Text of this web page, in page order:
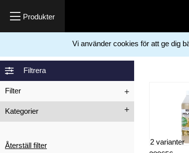
Vi använder cookies för att ge dig
Städmaterial & Rengöring Rengöringsmedel
Filtrera
Filter
Kategorier
Återställ filter 2 varianter